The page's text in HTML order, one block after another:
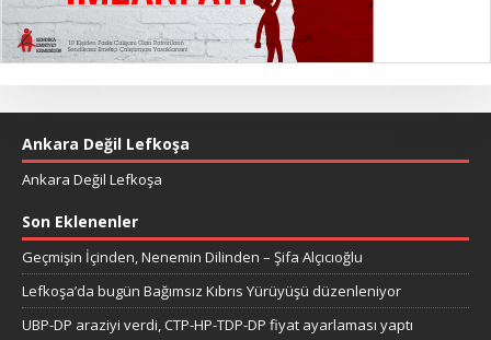
Ankara Değil Lefkoşa
Ankara Değil Lefkoşa
Son Eklenenler
Geçmişin İçinden, Nenemin Dilinden – Şifa Alçıcıoğlu
Lefkoşa’da bugün Bağımsız Kıbrıs Yürüyüşü düzenleniyor
UBP-DP araziyi verdi, CTP-HP-TDP-DP fiyat ayarlaması yaptı